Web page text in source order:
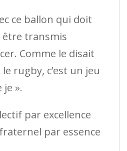
ce ballon qui doit
transmis
Comme le disait
rugby, c’est un jeu
je ».
par excellence
par essence